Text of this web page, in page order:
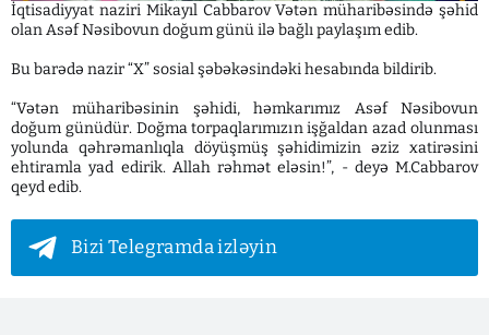
İqtisadiyyat naziri Mikayıl Cabbarov Vətən müharibəsində şəhid
olan Asəf Nəsibovun doğum günü ilə bağlı paylaşım edib.
Bu barədə nazir “X” sosial şəbəkəsindəki hesabında bildirib.
“Vətən müharibəsinin şəhidi, həmkarımız Asəf Nəsibovun
doğum günüdür. Doğma torpaqlarımızın işğaldan azad olunması
yolunda qəhrəmanlıqla döyüşmüş şəhidimizin əziz xatirəsini
ehtiramla yad edirik. Allah rəhmət eləsin!”, - deyə M.Cabbarov
qeyd edib.
Bizi Telegramda izləyin